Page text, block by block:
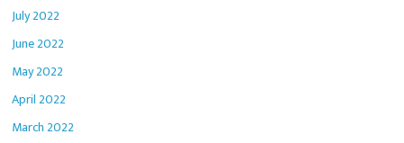
July 2022
June 2022
May 2022
April 2022
March 2022